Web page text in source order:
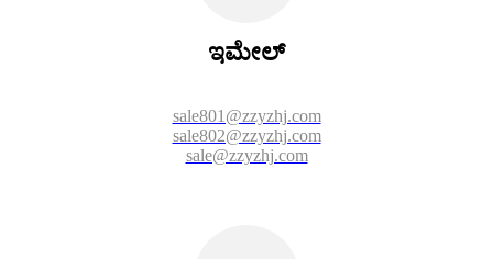
ಇಮೇಲ್
sale801@zzyzhj.com
sale802@zzyzhj.com
sale@zzyzhj.com